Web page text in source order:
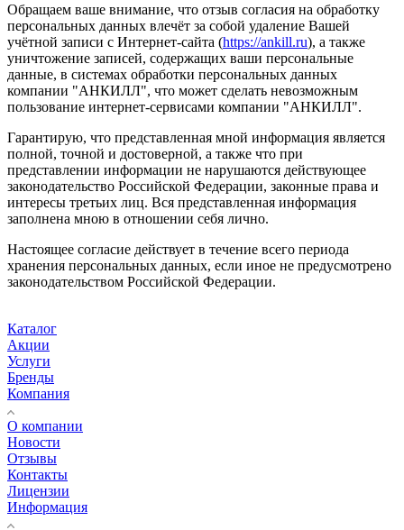
Обращаем ваше внимание, что отзыв согласия на обработку
персональных данных влечёт за собой удаление Вашей
учётной записи с Интернет-сайта (https://ankill.ru), а также
уничтожение записей, содержащих ваши персональные
данные, в системах обработки персональных данных
компании "АНКИЛЛ", что может сделать невозможным
пользование интернет-сервисами компании "АНКИЛЛ".
Гарантирую, что представленная мной информация является
полной, точной и достоверной, а также что при
представлении информации не нарушаются действующее
законодательство Российской Федерации, законные права и
интересы третьих лиц. Вся представленная информация
заполнена мною в отношении себя лично.
Настоящее согласие действует в течение всего периода
хранения персональных данных, если иное не предусмотрено
законодательством Российской Федерации.
Каталог
Акции
Услуги
Бренды
Компания
О компании
Новости
Отзывы
Контакты
Лицензии
Информация